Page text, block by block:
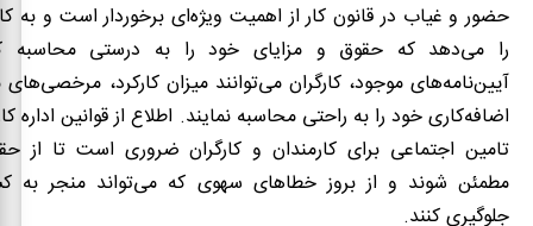
حضور و غیاب در قانون کار از اهمیت ویژه‌ای برخوردار است و به
را می‌دهد که حقوق و مزایای خود را به درستی محاسبه
آیین‌نامه‌های موجود، کارگران می‌توانند میزان کارکرد،
اضافه‌کاری خود را به راحتی محاسبه نمایند. اطلاع از قوانین اداره
تامین اجتماعی برای کارمندان و کارگران ضروری است تا از
مطمئن شوند و از بروز خطاهای سهوی که می‌تواند منجر به
جلوگیری کنند.